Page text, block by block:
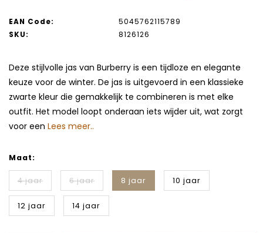
EAN Code:
5045762115789
SKU:
8126126
Deze stijlvolle jas van Burberry is een tijdloze en elegante
keuze voor de winter. De jas is uitgevoerd in een klassieke
zwarte kleur die gemakkelijk te combineren is met elke
outfit. Het model loopt onderaan iets wijder uit, wat zorgt
voor een Lees meer..
Maat:
4 jaar 6 jaar 8 jaar 10 jaar
12 jaar 14 jaar